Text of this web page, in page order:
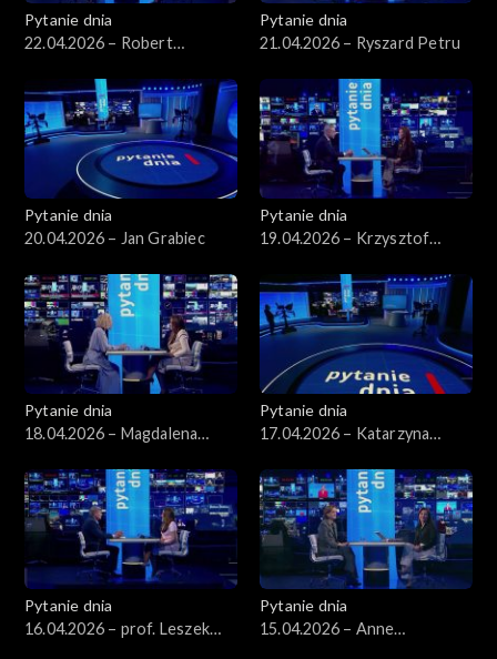
Pytanie dnia
22.04.2026 – Robert
Pytanie dnia
21.04.2026 – Ryszard Petru
Pytanie dnia
20.04.2026 – Jan Grabiec
Pytanie dnia
19.04.2026 – Krzysztof
Pytanie dnia
18.04.2026 – Magdalena
Pytanie dnia
17.04.2026 – Katarzyna
Pytanie dnia
16.04.2026 – prof. Leszek
Pytanie dnia
15.04.2026 – Anne